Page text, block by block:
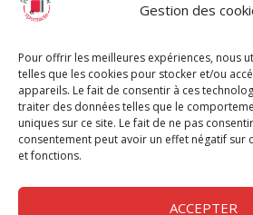
Gestion des
Pour offrir les meilleures expériences, nous
telles que les cookies pour stocker et/ou
appareils. Le fait de consentir à ces
traiter des données telles que le
uniques sur ce site. Le fait de ne pas
consentement peut avoir un effet négatif sur
et fonctions.
ACCEPTER
Chèque Intermittents
Chèque Compta
Chèque Emploi Spectacle
G-Pods
Profession Audio-visuel